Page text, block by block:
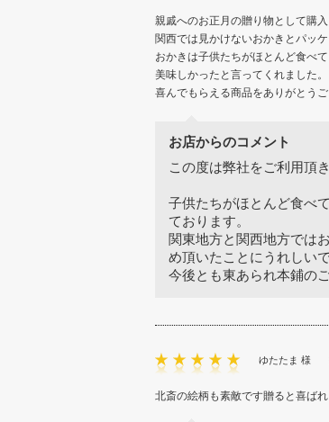
親戚へのお正月の贈り物として購入
関西では見かけないおかきとパッ
おかきは子供たちがほとんど食べて
美味しかったと言ってくれました。
喜んでもらえる商品をありがとうご
お店からのコメント
この度は弊社をご利用頂
子供たちがほとんど食べ
ております。
関東地方と関西地方では
め頂いたことにうれしい
今後とも東あられ本鋪の
ゆたたま 様
北斎の絵柄も素敵です贈ると喜ば